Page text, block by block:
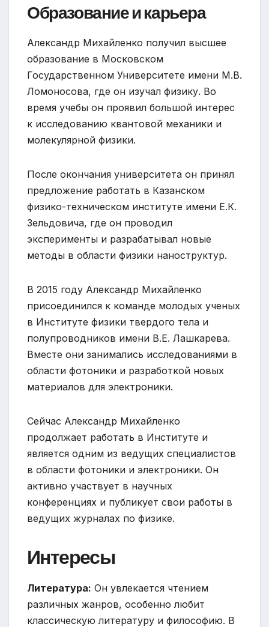
Образование и карьера
Александр Михайленко получил высшее
образование в Московском
Государственном Университете имени М.В.
Ломоносова, где он изучал физику. Во
время учебы он проявил большой интерес
к исследованию квантовой механики и
молекулярной физики.
После окончания университета он принял
предложение работать в Казанском
физико-техническом институте имени Е.К.
Зельдовича, где он проводил
эксперименты и разрабатывал новые
методы в области физики наноструктур.
В 2015 году Александр Михайленко
присоединился к команде молодых ученых
в Институте физики твердого тела и
полупроводников имени В.Е. Лашкарева.
Вместе они занимались исследованиями в
области фотоники и разработкой новых
материалов для электроники.
Сейчас Александр Михайленко
продолжает работать в Институте и
является одним из ведущих специалистов
в области фотоники и электроники. Он
активно участвует в научных
конференциях и публикует свои работы в
ведущих журналах по физике.
Интересы
Литература: Он увлекается чтением
различных жанров, особенно любит
классическую литературу и философию. В